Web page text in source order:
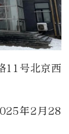
11号北京西
年2月28